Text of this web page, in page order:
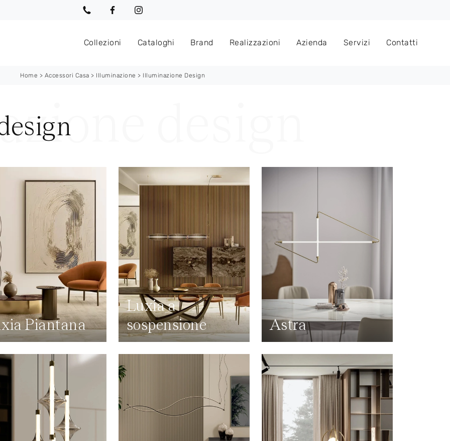
Collezioni Cataloghi Brand Realizzazioni Azienda Servizi Contatti
Home > Accessori Casa > Illuminazione > Illuminazione Design
Piantana
Luxia a
sospensione
Astra